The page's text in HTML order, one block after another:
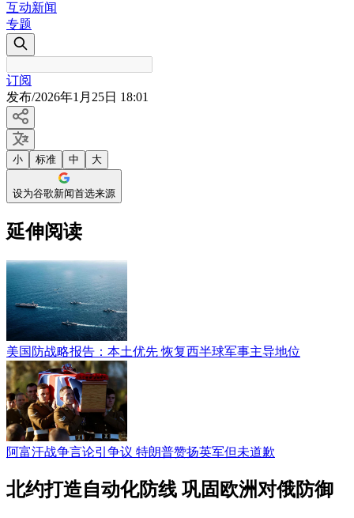
互动新闻
专题
订阅
发布/2026年1月25日 18:01
小 标准 中 大
设为谷歌新闻首选来源
延伸阅读
美国防战略报告：本土优先 恢复西半球军事主导地位
阿富汗战争言论引争议 特朗普赞扬英军但未道歉
北约打造自动化防线 巩固欧洲对俄防御